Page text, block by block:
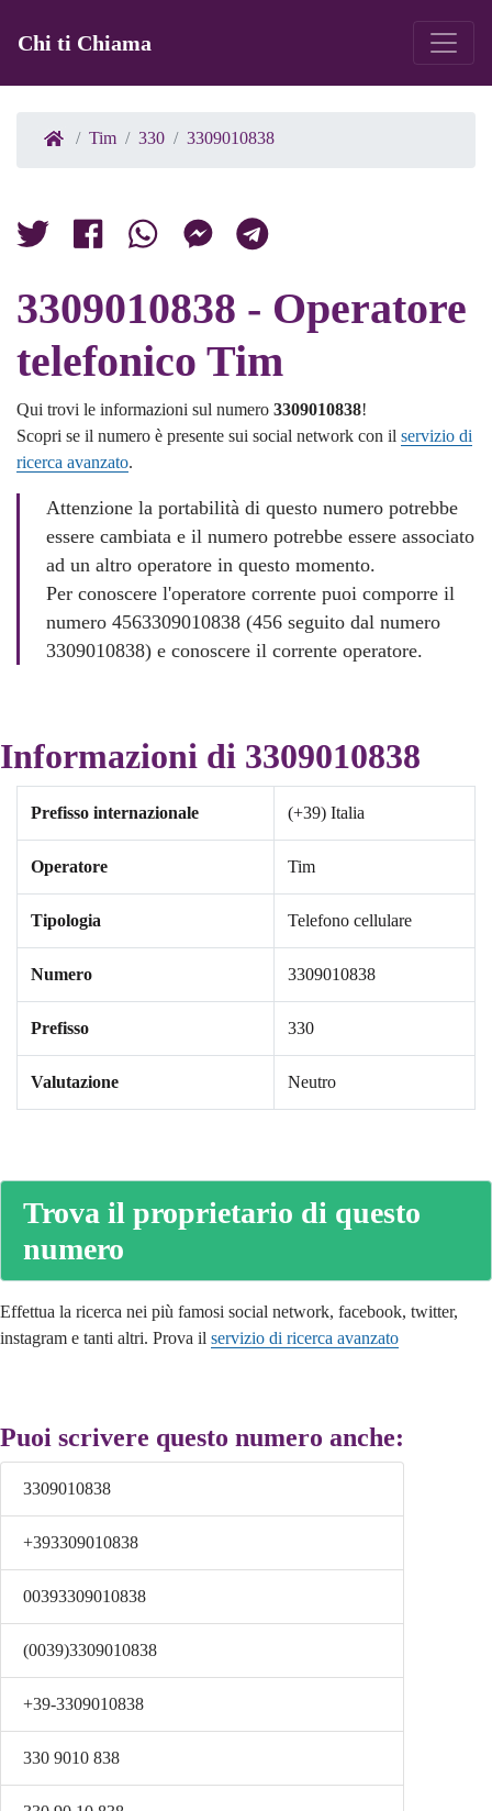
Chi ti Chiama
Tim 330 3309010838
3309010838 - Operatore
telefonico Tim
Qui trovi le informazioni sul numero 3309010838!
Scopri se il numero è presente sui social network con il servizio di
ricerca avanzato.
Attenzione la portabilità di questo numero potrebbe
essere cambiata e il numero potrebbe essere associato
ad un altro operatore in questo momento.
Per conoscere l'operatore corrente puoi comporre il
numero 4563309010838 (456 seguito dal numero
3309010838) e conoscere il corrente operatore.
Informazioni di 3309010838
Prefisso internazionale (+39) Italia
Operatore Tim
Tipologia Telefono cellulare
Numero 3309010838
Prefisso 330
Valutazione Neutro
Trova il proprietario di questo
numero
Effettua la ricerca nei più famosi social network, facebook, twitter,
instagram e tanti altri. Prova il servizio di ricerca avanzato
Puoi scrivere questo numero anche:
3309010838
+393309010838
00393309010838
(0039)3309010838
+39-3309010838
330 9010 838